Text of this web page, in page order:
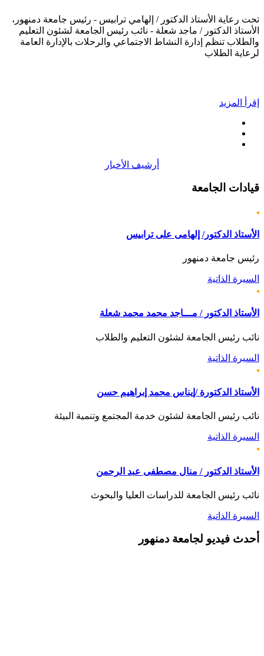
تحت رعاية الأستاذ الدكتور / إلهامي ترابيس - رئيس جامعة دمنهور،
الأستاذ الدكتور / ماجد شعلة - نائب رئيس الجامعة لشئون التعليم
والطلاب تنظم إدارة النشاط الاجتماعي والرحلات بالإدارة العامة
لرعاية الطلاب
إقرأ المزيد
أرشيف الأخبار
قيادات الجامعة
الأستاذ الدكتور/ إلهامى على ترابيس
رئيس جامعة دمنهور
السيرة الذاتية
الأستاذ الدكتور / مـــاجد محمد محمد شعلة
نائب رئيس الجامعة لشئون التعليم والطلاب
السيرة الذاتية
الأستاذ الدكتورة /إيناس محمد إبراهيم حسن
نائب رئيس الجامعة لشئون خدمة المجتمع وتنمية البيئة
السيرة الذاتية
الأستاذ الدكتور / منال مصطفى عبد الرحمن
نائب رئيس الجامعة للدراسات العليا والبحوث
السيرة الذاتية
أحدث فيديو لجامعة دمنهور